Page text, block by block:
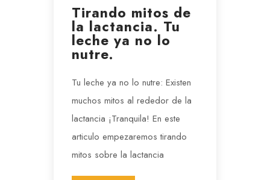
Tirando mitos de
la lactancia. Tu
leche ya no lo
nutre.
Tu leche ya no lo nutre: Existen
muchos mitos al rededor de la
lactancia ¡Tranquila! En este
articulo empezaremos tirando
mitos sobre la lactancia